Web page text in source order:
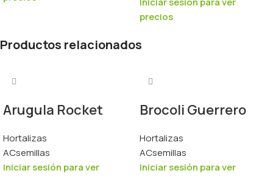
precios
Productos relacionados
Arugula Rocket
Hortalizas
ACsemillas
Iniciar sesión para ver
Brocoli Guerrero
Hortalizas
ACsemillas
Iniciar sesión para ver